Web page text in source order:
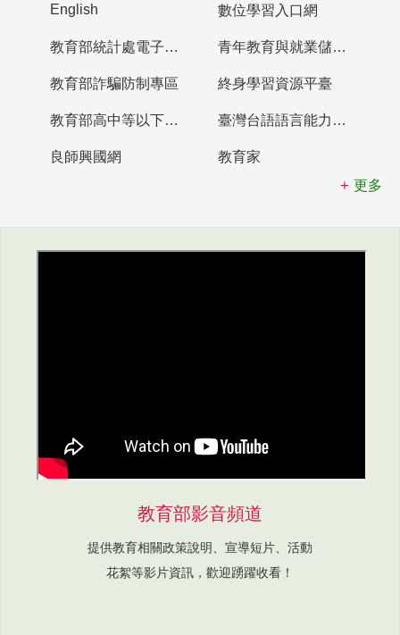
English 數位學習入口網
教育部統計處電子書櫃 青年教育與就業儲蓄帳戶
教育部詐騙防制專區 終身學習資源平臺
教育部高中等以下學校及幼兒園教師資格檢定考試 臺灣台語語言能力認證網站
良師興國網
教育家
更多
教育部影音頻道
提供教育相關政策說明、宣導短片、活動
花絮等影片資訊，歡迎踴躍收看！